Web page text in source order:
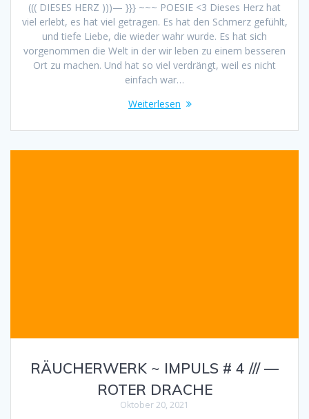
((( DIESES HERZ )))— }}} ~~~ POESIE <3 Dieses Herz hat
viel erlebt, es hat viel getragen. Es hat den Schmerz gefühlt,
und tiefe Liebe, die wieder wahr wurde. Es hat sich
vorgenommen die Welt in der wir leben zu einem besseren
Ort zu machen. Und hat so viel verdrängt, weil es nicht
einfach war…
Weiterlesen
RÄUCHERWERK ~ IMPULS # 4 /// —
ROTER DRACHE
Oktober 20, 2021